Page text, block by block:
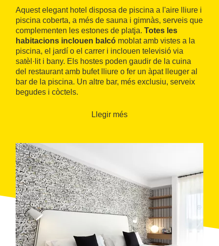
Aquest elegant hotel disposa de piscina a l'aire lliure i
piscina coberta, a més de sauna i gimnàs, serveis que
complementen les estones de platja. Totes les
habitacions inclouen balcó moblat amb vistes a la
piscina, el jardí o el carrer i inclouen televisió via
satèl·lit i bany. Els hostes poden gaudir de la cuina
del restaurant amb bufet lliure o fer un àpat lleuger al
bar de la piscina. Un altre bar, més exclusiu, serveix
begudes i còctels.
Llegir més